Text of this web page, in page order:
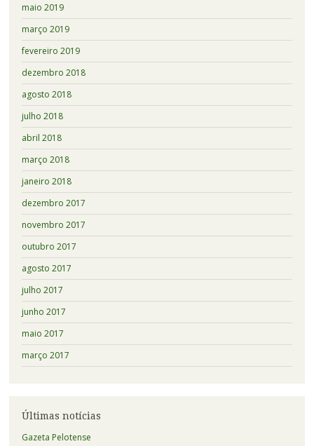
maio 2019
março 2019
fevereiro 2019
dezembro 2018
agosto 2018
julho 2018
abril 2018
março 2018
janeiro 2018
dezembro 2017
novembro 2017
outubro 2017
agosto 2017
julho 2017
junho 2017
maio 2017
março 2017
Últimas notícias
Gazeta Pelotense